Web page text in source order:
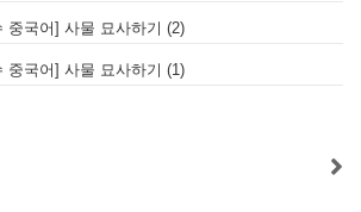
중국어] 사물 묘사하기 (2)
중국어] 사물 묘사하기 (1)